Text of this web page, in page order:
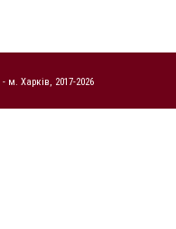
- м. Харків, 2017-2026